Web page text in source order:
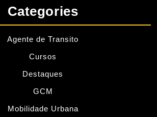
Categories
Agente de Transito
Cursos
Destaques
GCM
Mobilidade Urbana